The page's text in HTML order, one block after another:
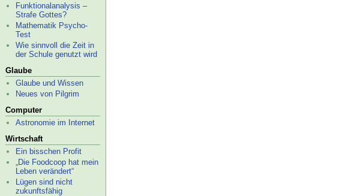
Funktionalanalysis –
Strafe Gottes?
Mathematik Psycho-
Test
Wie sinnvoll die Zeit in
der Schule genutzt wird
Glaube
Glaube und Wissen
Neues von Pilgrim
Computer
Astronomie im Internet
Wirtschaft
Ein bisschen Profit
„Die Foodcoop hat mein
Leben verändert“
Lügen sind nicht
zukunftsfähig